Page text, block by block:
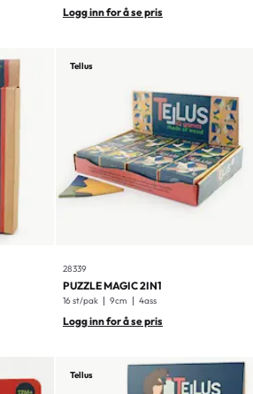
Logg inn for å se pris
Tellus
28339
PUZZLE MAGIC 2IN1
16 st/pak 9cm 4ass
Logg inn for å se pris
Tellus